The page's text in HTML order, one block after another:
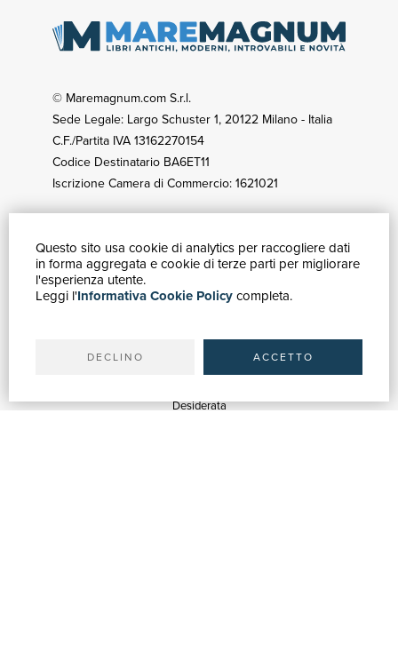
Questo sito usa cookie di analytics per raccogliere dati
in forma aggregata e cookie di terze parti per migliorare
l'esperienza utente.
Leggi l'Informativa Cookie Policycompleta.
DECLINO ACCETTO
© Maremagnum.com S.r.l.
Sede Legale: Largo Schuster 1, 20122 Milano - Italia
C.F./Partita IVA 13162270154
Codice Destinatario BA6ET11
Iscrizione Camera di Commercio: 1621021
GUIDA ACQUISTI
Catalogo
Ricerca avanzata
Spedizioni
Desiderata